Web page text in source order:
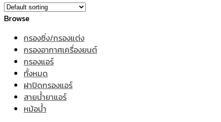
Browse
กรองซิ่ง/กรองแต่ง
กรองอากาศเครื่องยนต์
กรองแอร์
ทั้งหมด
ฝาปิดกรองแอร์
สายน้ำยาแอร์
หม้อน้ำ